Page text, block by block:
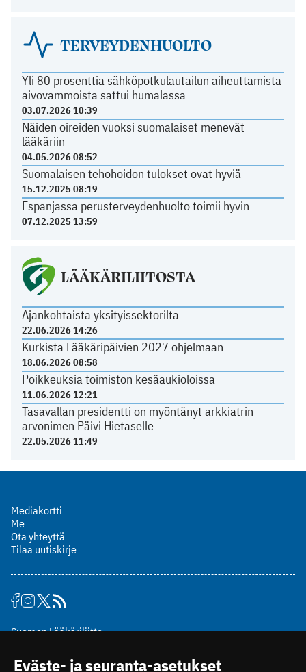
TERVEYDENHUOLTO
Yli 80 prosenttia sähköpotkulautailun aiheuttamista
aivovammoista sattui humalassa
03.07.2026 10:39
Näiden oireiden vuoksi suomalaiset menevät
lääkäriin
04.05.2026 08:52
Suomalaisen tehohoidon tulokset ovat hyviä
15.12.2025 08:19
Espanjassa perusterveydenhuolto toimii hyvin
07.12.2025 13:59
LÄÄKÄRILIITOSTA
Ajankohtaista yksityissektorilta
22.06.2026 14:26
Kurkista Lääkäripäivien 2027 ohjelmaan
18.06.2026 08:58
Poikkeuksia toimiston kesäaukioloissa
11.06.2026 12:21
Tasavallan presidentti on myöntänyt arkkiatrin
arvonimen Päivi Hietaselle
22.05.2026 11:49
Mediakortti
Me
Ota yhteyttä
Tilaa uutiskirje
Suomen Lääkäriliitto
00510 Helsinki
Eväste- ja seuranta-asetukset